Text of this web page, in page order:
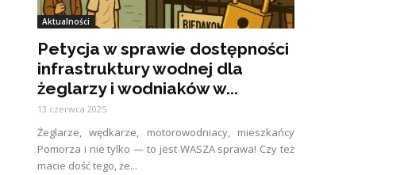
Aktualności
Petycja w sprawie dostępności
infrastruktury wodnej dla
żeglarzy i wodniaków w...
13 czerwca 2025
Żeglarze, wędkarze, motorowodniacy, mieszkańcy
Pomorza i nie tylko — to jest WASZA sprawa! Czy też
macie dość tego, że...